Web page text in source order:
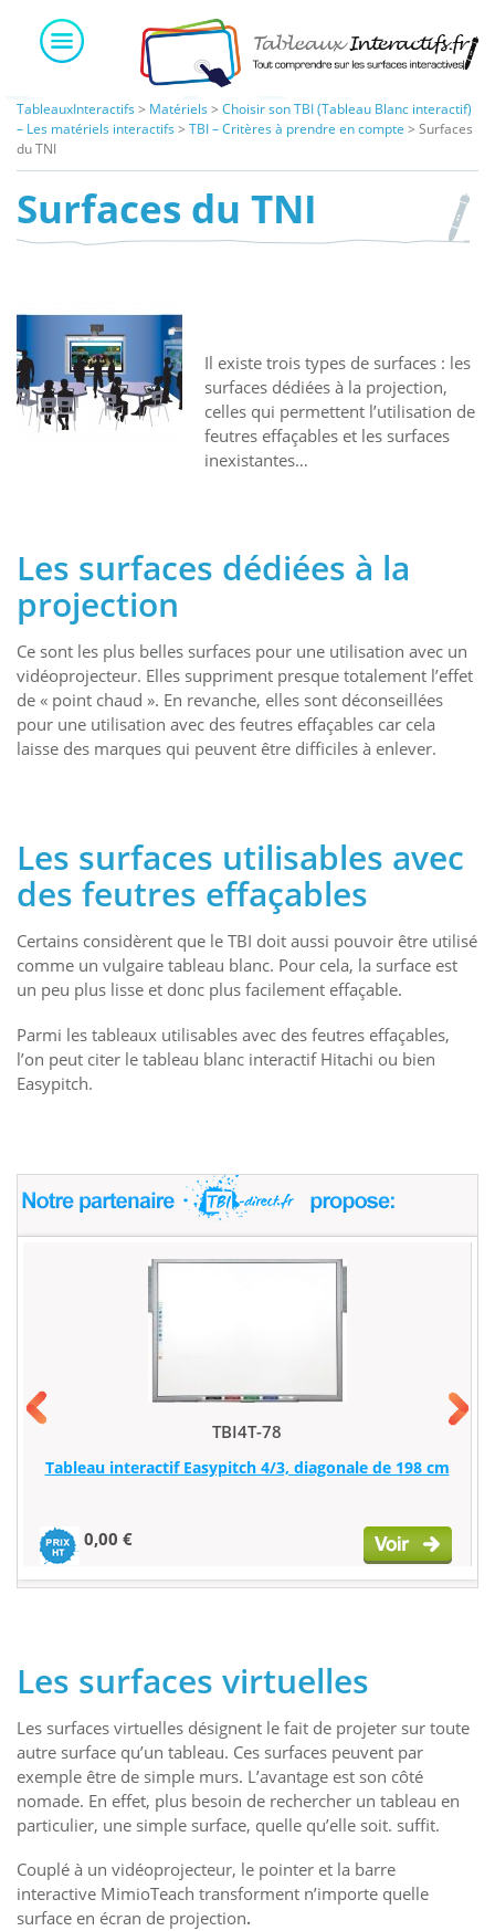
content
TableauxInteractifs > Matériels > Choisir son TBI (Tableau Blanc interactif)
– Les matériels interactifs > TBI – Critères à prendre en compte > Surfaces
du TNI
Surfaces du TNI
Il existe trois types de surfaces : les
surfaces dédiées à la projection,
celles qui permettent l’utilisation de
feutres effaçables et les surfaces
inexistantes…
Les surfaces dédiées à la
projection
Ce sont les plus belles surfaces pour une utilisation avec un
vidéoprojecteur. Elles suppriment presque totalement l’effet
de « point chaud ». En revanche, elles sont déconseillées
pour une utilisation avec des feutres effaçables car cela
laisse des marques qui peuvent être difficiles à enlever.
Les surfaces utilisables avec
des feutres effaçables
Certains considèrent que le TBI doit aussi pouvoir être utilisé
comme un vulgaire tableau blanc. Pour cela, la surface est
un peu plus lisse et donc plus facilement effaçable.
Parmi les tableaux utilisables avec des feutres effaçables,
l’on peut citer le tableau blanc interactif Hitachi ou bien
Easypitch.
TBI4T-78
Tableau interactif Easypitch 4/3, diagonale de 198 cm
0,00 €
Les surfaces virtuelles
Les surfaces virtuelles désignent le fait de projeter sur toute
autre surface qu’un tableau. Ces surfaces peuvent par
exemple être de simple murs. L’avantage est son côté
nomade. En effet, plus besoin de rechercher un tableau en
particulier, une simple surface, quelle qu’elle soit. suffit.
Couplé à un vidéoprojecteur, le pointer et la barre
interactive MimioTeach transforment n’importe quelle
surface en écran de projection.